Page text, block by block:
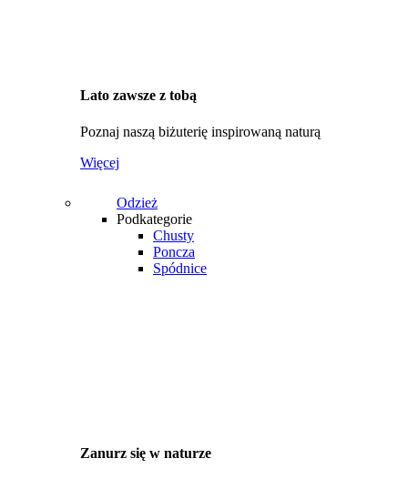
Lato zawsze z tobą
Poznaj naszą biżuterię inspirowaną naturą
Więcej
Odzież
Podkategorie
Chusty
Poncza
Spódnice
Zanurz się w naturze